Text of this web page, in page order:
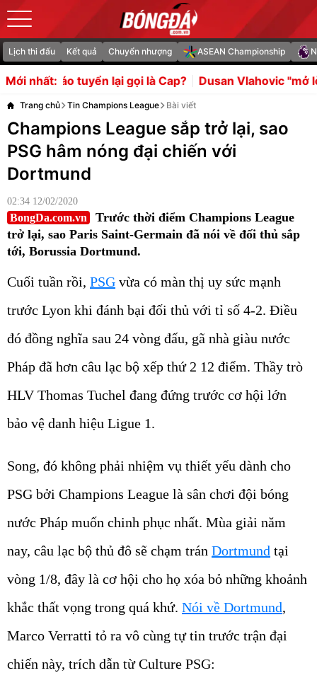
Lịch thi đấu Kết quả Chuyển nhượng ASEAN Championship
Mới nhất:
lại gọi là Cap? Dusan Vlahovic "mở lòng" trước lời đề
Trang chủ Tin Champions League Bài viết
Champions League sắp trở lại, sao
PSG hâm nóng đại chiến với
Dortmund
02:34 12/02/2020
BongDa.com.vn
Trước thời điểm Champions League
trở lại, sao Paris Saint-Germain đã nói về đối thủ sắp
tới, Borussia Dortmund.
Cuối tuần rồi, PSG vừa có màn thị uy sức mạnh
trước Lyon khi đánh bại đối thủ với tỉ số 4-2. Điều
đó đồng nghĩa sau 24 vòng đấu, gã nhà giàu nước
Pháp đã hơn câu lạc bộ xếp thứ 2 12 điểm. Thầy trò
HLV Thomas Tuchel đang đứng trước cơ hội lớn
bảo vệ danh hiệu Ligue 1.
Song, đó không phải nhiệm vụ thiết yếu dành cho
PSG bởi Champions League là sân chơi đội bóng
nước Pháp muốn chinh phục nhất. Mùa giải năm
nay, câu lạc bộ thủ đô sẽ chạm trán Dortmund tại
vòng 1/8, đây là cơ hội cho họ xóa bỏ những khoảnh
khắc thất vọng trong quá khứ. Nói về Dortmund,
Marco Verratti tỏ ra vô cùng tự tin trước trận đại
chiến này, trích dẫn từ Culture PSG: